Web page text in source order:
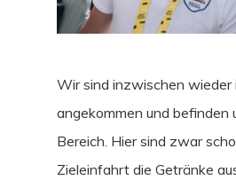
Wir sind inzwischen wieder
angekommen und befinden
Bereich. Hier sind zwar
Zieleinfahrt die Getränke